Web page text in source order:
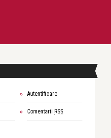
Autentificare
Comentarii RSS